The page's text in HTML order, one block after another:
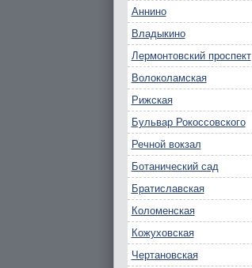
Аннино
Владыкино
Лермонтовский проспект
Волоколамская
Рижская
Бульвар Рокоссовского
Речной вокзал
Ботанический сад
Братиславская
Коломенская
Кожуховская
Чертановская